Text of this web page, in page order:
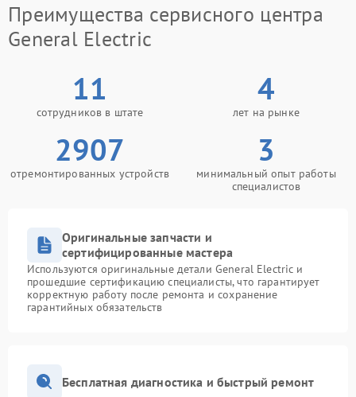
Преимущества сервисного центра
General Electric
11
сотрудников в штате
4
лет на рынке
2907
отремонтированных устройств
3
минимальный опыт работы
специалистов
Оригинальные запчасти и
сертифицированные мастера
Используются оригинальные детали General Electric и
прошедшие сертификацию специалисты, что гарантирует
корректную работу после ремонта и сохранение
гарантийных обязательств
Бесплатная диагностика и быстрый ремонт